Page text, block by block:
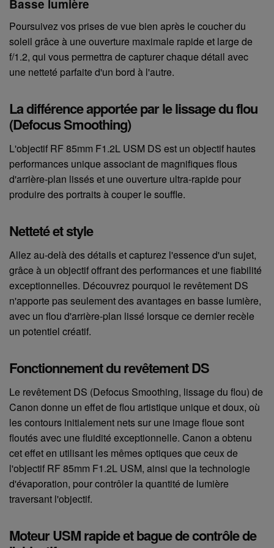
Basse lumière
Poursuivez vos prises de vue bien après le coucher du
soleil grâce à une ouverture maximale rapide et large de
f/1.2, qui vous permettra de capturer chaque détail avec
une netteté parfaite d'un bord à l'autre.
La différence apportée par le lissage du flou
(Defocus Smoothing)
L'objectif RF 85mm F1.2L USM DS est un objectif hautes
performances unique associant de magnifiques flous
d'arrière-plan lissés et une ouverture ultra-rapide pour
produire des portraits à couper le souffle.
Netteté et style
Allez au-delà des détails et capturez l'essence d'un sujet,
grâce à un objectif offrant des performances et une fiabilité
exceptionnelles. Découvrez pourquoi le revêtement DS
n'apporte pas seulement des avantages en basse lumière,
avec un flou d'arrière-plan lissé lorsque ce dernier recèle
un potentiel créatif.
Fonctionnement du revêtement DS
Le revêtement DS (Defocus Smoothing, lissage du flou) de
Canon donne un effet de flou artistique unique et doux, où
les contours initialement nets sur une image floue sont
floutés avec une fluidité exceptionnelle. Canon a obtenu
cet effet en utilisant les mêmes optiques que ceux de
l'objectif RF 85mm F1.2L USM, ainsi que la technologie
d'évaporation, pour contrôler la quantité de lumière
traversant l'objectif.
Moteur USM rapide et bague de contrôle de